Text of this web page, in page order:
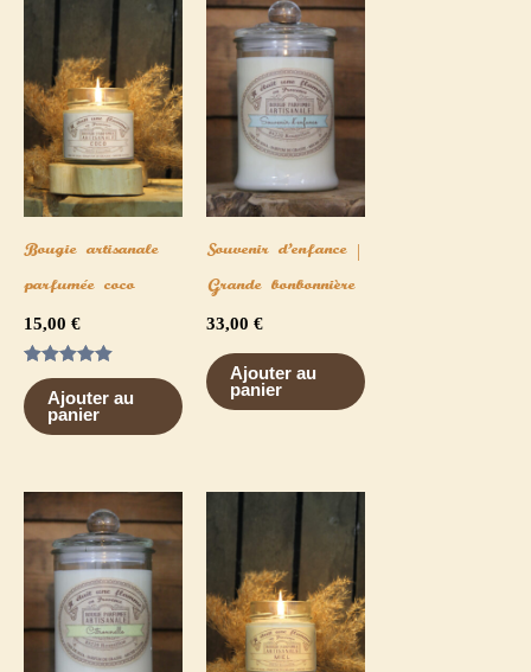
Bougie artisanale
parfumée coco
15,00 €
Note
5.00
sur 5
Ajouter au
panier
Souvenir d’enfance |
Grande bonbonnière
33,00 €
Ajouter au
panier